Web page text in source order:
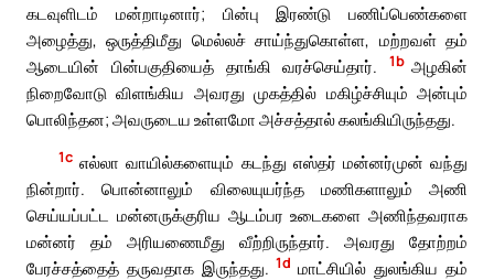
கடவுளிடம் மன்றாடினார்; பின்பு இரண்டு பணிப்பெண்களை
அழைத்து, ஒருத்திமீது மெல்லச் சாய்ந்துகொள்ள, மற்றவள் தம்
ஆடையின் பின்பகுதியைத் தாங்கி வரச்செய்தார். 1b அழகின்
நிறைவோடு விளங்கிய அவரது முகத்தில் மகிழ்ச்சியும் அன்பும்
பொலிந்தன; அவருடைய உள்ளமோ அச்சத்தால் கலங்கியிருந்தது.
1c எல்லா வாயில்களையும் கடந்து எஸ்தர் மன்னர்முன் வந்து
நின்றார். பொன்னாலும் விலையுயர்ந்த மணிகளாலும் அணி
செய்யப்பட்ட மன்னருக்குரிய ஆடம்பர உடைகளை அணிந்தவராக
மன்னர் தம் அரியணைமீது வீற்றிருந்தார். அவரது தோற்றம்
பேரச்சத்தைத் தருவதாக இருந்தது.1d மாட்சியில் துலங்கிய தம்